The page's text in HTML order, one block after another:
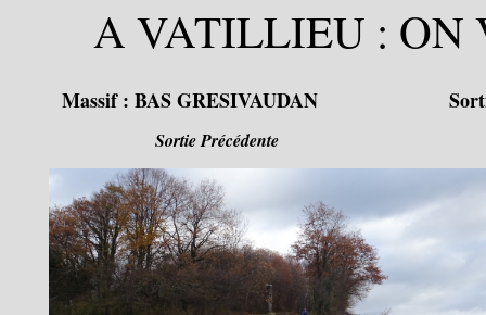
A VATILLIEU : ON
Massif : BAS GRESIVAUDAN
Sortie Précédente